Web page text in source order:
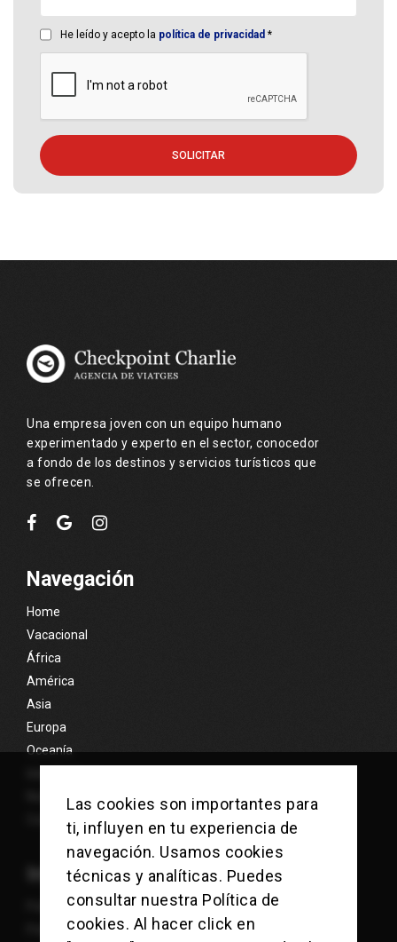
He leído y acepto la política de privacidad *
SOLICITAR
Una empresa joven con un equipo humano
experimentado y experto en el sector, conocedor
a fondo de los destinos y servicios turísticos que
se ofrecen.
Navegación
Home
Vacacional
África
América
Asia
Europa
Oceanía
Nosotros
Contacto
Información
Política de Cookies
Política de Privacidad
Las cookies son importantes para
ti, influyen en tu experiencia de
navegación. Usamos cookies
técnicas y analíticas. Puedes
consultar nuestra Política de
cookies. Al hacer click en